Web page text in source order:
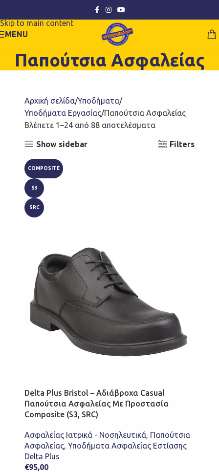
Skip to main content
MENU
Παπούτσια Ασφαλείας
Αρχική σελίδα Υποδήματα
Υποδήματα Εργασίας Παπούτσια Ασφαλείας
Βλέπετε 1–24 από 88 αποτελέσματα
Show sidebar Filters
COMPOSITE
S3
SRC
Delta Plus Bristol – Αδιάβροχα Casual
Παπούτσια Ασφαλείας Με Προστασία
Composite (S3, SRC)
Ασφαλείας Ιατρικά - Νοσηλευτικά, Παπούτσια
Ασφαλείας, Υποδήματα Ασφαλείας Εστίασης
Delta Plus
€95,00